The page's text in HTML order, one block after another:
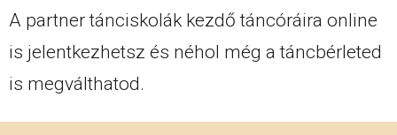
A partner tánciskolák kezdő táncóráira online
is jelentkezhetsz és néhol még a táncbérleted
is megválthatod.